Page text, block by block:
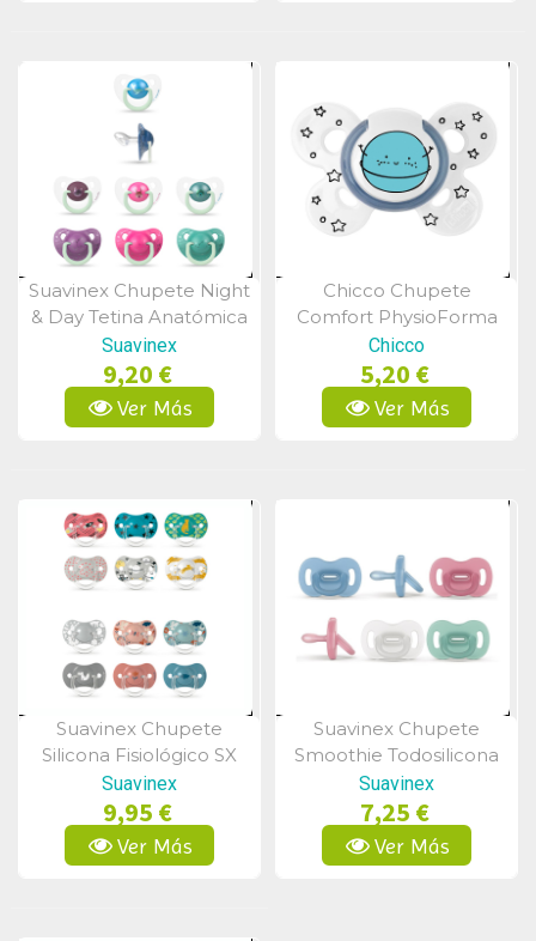
Vista Rápida
Suavinex Chupete Night
& Day Tetina Anatómica
Silicona 6-18m 2Uds
Suavinex
9,20 €
Ver Más
Vista Rápida
Chicco Chupete
Comfort PhysioForma
Silicona Black & White 6-
16 Meses
Chicco
5,20 €
Ver Más
Vista Rápida
Suavinex Chupete
Silicona Fisiológico SX
Pro 6-18m 2uds
Suavinex
9,95 €
Ver Más
Vista Rápida
Suavinex Chupete
Smoothie Todosilicona
Tetina Silicona Fisiológica
SX Pro 6-18m
Suavinex
7,25 €
Ver Más